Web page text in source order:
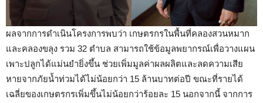
ผลจากการดำเนินโครงการพบว่า เกษตรกรในพื้นที่คลองสวนหมาก
และคลองขลุง รวม 32 ตำบล สามารถใช้ข้อมูลพยากรณ์เพื่อวางแผน
เพาะปลูกได้แม่นยำยิ่งขึ้น ช่วยเพิ่มมูลค่าผลผลิตและลดความเสีย
หายจากภัยน้ำท่วมได้ไม่น้อยกว่า 15 ล้านบาทต่อปี ขณะที่รายได้
เฉลี่ยของเกษตรกรเพิ่มขึ้นไม่น้อยกว่าร้อยละ 15 นอกจากนี้ จากการ